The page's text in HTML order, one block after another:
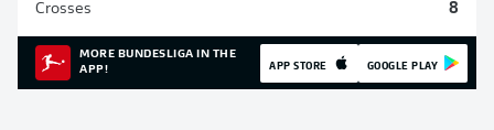
Crosses 8
MORE BUNDESLIGA IN THE
APP!
APP STORE GOOGLE PLAY